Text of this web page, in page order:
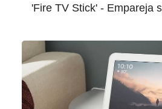
'Fire TV Stick' - Empareja